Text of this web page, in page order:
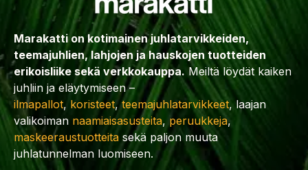
Marakatti on kotimainen juhlatarvikkeiden,
teemajuhlien, lahjojen ja hauskojen tuotteiden
erikoisliike sekä verkkokauppa. Meiltä löydät kaiken
juhliin ja eläytymiseen –
ilmapallot, koristeet,teemajuhlatarvikkeet, laajan
valikoiman naamiaisasusteita, peruukkeja,
maskeeraustuotteita sekä paljon muuta
juhlatunnelman luomiseen.